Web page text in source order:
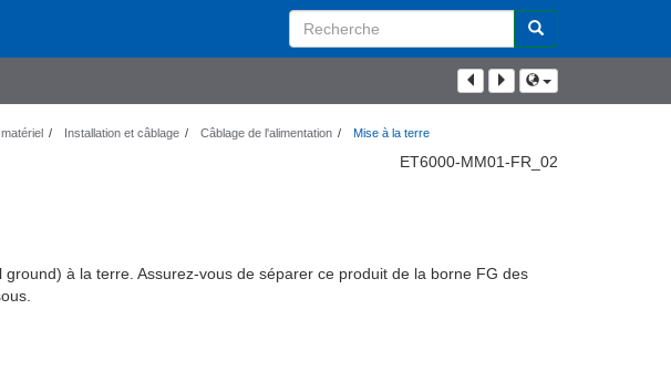
Search
Term
Installation et câblage Câblage de l'alimentation Mise à la terre
ET6000-MM01-FR_02
à la terre. Assurez-vous de séparer ce produit de la borne FG des